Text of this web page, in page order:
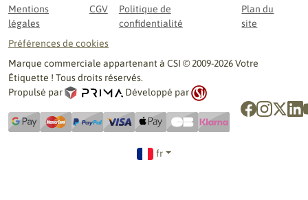
Mentions
légales
CGV
Politique de
confidentialité
Plan du
site
Préférences de cookies
Marque commerciale appartenant à CSI © 2009-2026 Votre
Étiquette ! Tous droits réservés.
Propulsé par
Développé par
fr